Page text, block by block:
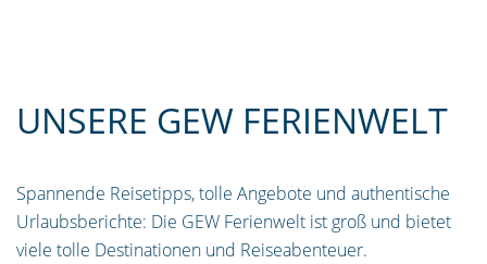
UNSERE GEW FERIENWELT
Spannende Reisetipps, tolle Angebote und authentische
Urlaubsberichte: Die GEW Ferienwelt ist groß und bietet
viele tolle Destinationen und Reiseabenteuer.